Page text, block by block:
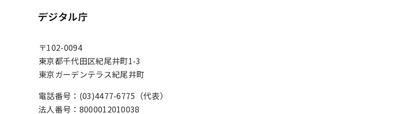
ホーム
〒102-0094
東京都千代田区紀尾井町1-3
東京ガーデンテラス紀尾井町
電話番号：(03)4477-6775（代表）
法人番号：8000012010038